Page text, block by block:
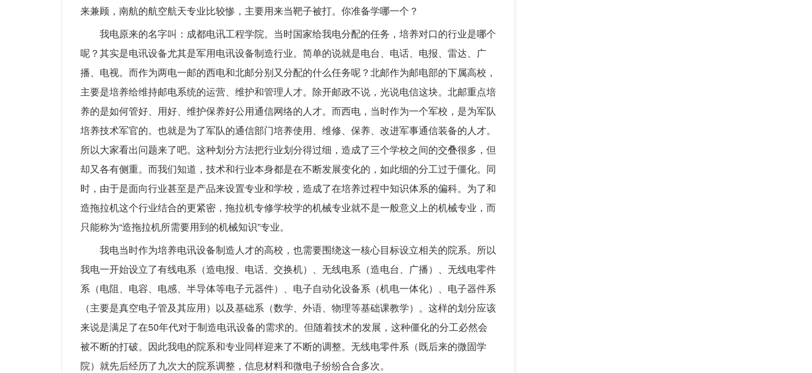
来兼顾，南航的航空航天专业比较惨，主要用来当靶子被打。你准备学哪一个？
我电原来的名字叫：成都电讯工程学院。当时国家给我电分配的任务，培养对口的行业是哪个
呢？其实是电讯设备尤其是军用电讯设备制造行业。简单的说就是电台、电话、电报、雷达、广
播、电视。而作为两电一邮的西电和北邮分别又分配的什么任务呢？北邮作为邮电部的下属高校，
主要是培养给维持邮电系统的运营、维护和管理人才。除开邮政不说，光说电信这块。北邮重点培
养的是如何管好、用好、维护保养好公用通信网络的人才。而西电，当时作为一个军校，是为军队
培养技术军官的。也就是为了军队的通信部门培养使用、维修、保养、改进军事通信装备的人才。
所以大家看出问题来了吧。这种划分方法把行业划分得过细，造成了三个学校之间的交叠很多，但
却又各有侧重。而我们知道，技术和行业本身都是在不断发展变化的，如此细的分工过于僵化。同
时，由于是面向行业甚至是产品来设置专业和学校，造成了在培养过程中知识体系的偏科。为了和
造拖拉机这个行业结合的更紧密，拖拉机专修学校学的机械专业就不是一般意义上的机械专业，而
只能称为“造拖拉机所需要用到的机械知识”专业。
我电当时作为培养电讯设备制造人才的高校，也需要围绕这一核心目标设立相关的院系。所以
我电一开始设立了有线电系（造电报、电话、交换机）、无线电系（造电台、广播）、无线电零件
系（电阻、电容、电感、半导体等电子元器件）、电子自动化设备系（机电一体化）、电子器件系
（主要是真空电子管及其应用）以及基础系（数学、外语、物理等基础课教学）。这样的划分应该
来说是满足了在50年代对于制造电讯设备的需求的。但随着技术的发展，这种僵化的分工必然会
被不断的打破。因此我电的院系和专业同样迎来了不断的调整。无线电零件系（既后来的微固学
院）就先后经历了九次大的院系调整，信息材料和微电子纷纷合合多次。